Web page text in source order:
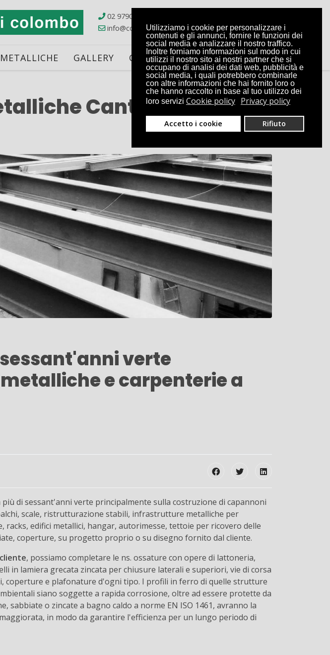
Utilizziamo i cookie per personalizzare i
contenuti e gli annunci, fornire le funzioni dei
social media e analizzare il nostro traffico.
Inoltre forniamo informazioni sul modo in cui
utilizzi il nostro sito ai nostri partner che si
occupano di analisi dei dati web, pubblicità e
social media, i quali potrebbero combinarle
con altre informazioni che hai fornito loro o
che hanno raccolto in base al tuo utilizzo dei
loro servizi Cookie policy Privacy policy
Accetto i cookie Rifiuto
02 9790384
info@costruzionicolombo.com
GALLERY CONTATTI
Canton Ticino:
verte
e carpenterie a
più di sessant'anni verte principalmente sulla costruzione di capannoni
scale, ristrutturazione stabili, infrastrutture metalliche per
racks, edifici metallici, hangar, autorimesse, tettoie per ricovero delle
coperture, su progetto proprio o su disegno fornito dal cliente.
, possiamo completare le ns. ossature con opere di lattoneria,
in lamiera grecata zincata per chiusure laterali e superiori, vie di corsa
coperture e plafonature d'ogni tipo. I profili in ferro di quelle strutture
siano soggette a rapida corrosione, oltre ad essere protette da
sabbiate o zincate a bagno caldo a norme EN ISO 1461, avranno la
in modo da garantire l'efficienza per un lungo periodo di